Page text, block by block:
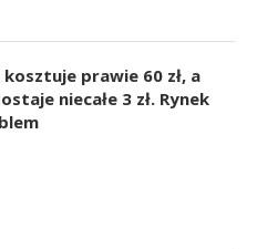
kosztuje prawie 60 zł, a
niecałe 3 zł. Rynek